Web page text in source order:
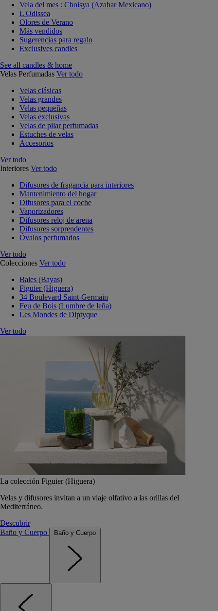
Vela del mes : Choisya (Azahar Mexicano)
L'Odissea
Olores de Verano
Más vendidos
Sugerencias para regalo
Exclusives candles
See all candles & home
Velas Perfumadas Ver todo
Velas clásicas
Velas grandes
Velas pequeñas
Velas exclusivas
Velas de pilar perfumadas
Estuches de velas
Accesorios
Ver todo
Interiores Ver todo
Difusores de fragancia para interiores
Mantenimiento del hogar
Difusores para el coche
Vaporizadores
Difusores reloj de arena
Difusores sorprendentes
Óvalos perfumados
Ver todo
Colecciones Ver todo
Baies (Bayas)
Figuier (Higuera)
34 Boulevard Saint-Germain
Feu de Bois (Lumbre de leña)
Les Mondes de Diptyque
Ver todo
La colección Figuier (Higuera)
Velas y difusores invitan a un viaje olfativo a las orillas del
Mediterráneo.
Descubrir
Baño y Cuerpo
Baño y Cuerpo